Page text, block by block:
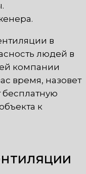
в
людей в
компании
время, назовет
бесплатную
к